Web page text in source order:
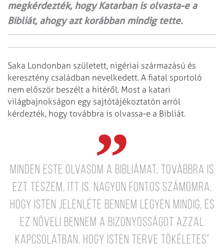
megkérdezték, hogy Katarban is olvasta-e a
Bibliát, ahogy azt korábban mindig tette.
Saka Londonban született, nigériai származású és
keresztény családban nevelkedett. A fiatal sportoló
nem először beszélt a hitéről. Most a katari
világbajnokságon egy sajtótájékoztatón arról
kérdezték, hogy továbbra is olvassa-e a Bibliát.
Minden este olvasom a Bibliámat, továbbra is
ezt teszem, itt is. Nagyon fontos számomra,
hogy Isten jelenléte bennem legyen mindig, és
ez növeli bennem a bizonyosságot azzal
kapcsolatban, hogy Isten terve tökéletes”